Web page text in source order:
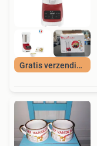
Gratis verzending